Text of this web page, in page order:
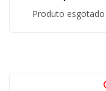
Produto esgotado